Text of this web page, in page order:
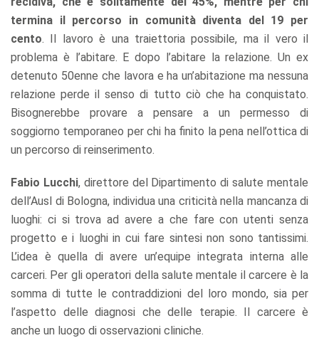
termina il percorso in comunità diventa del 19 per
cento. Il lavoro è una traiettoria possibile, ma il vero il
problema è l’abitare. E dopo l’abitare la relazione. Un ex
detenuto 50enne che lavora e ha un’abitazione ma nessuna
relazione perde il senso di tutto ciò che ha conquistato.
Bisognerebbe provare a pensare a un permesso di
soggiorno temporaneo per chi ha finito la pena nell’ottica di
un percorso di reinserimento.
Fabio Lucchi, direttore del Dipartimento di salute mentale
dell’Ausl di Bologna, individua una criticità nella mancanza di
luoghi: ci si trova ad avere a che fare con utenti senza
progetto e i luoghi in cui fare sintesi non sono tantissimi.
L’idea è quella di avere un’equipe integrata interna alle
carceri. Per gli operatori della salute mentale il carcere è la
somma di tutte le contraddizioni del loro mondo, sia per
l’aspetto delle diagnosi che delle terapie. Il carcere è
anche un luogo di osservazioni cliniche.